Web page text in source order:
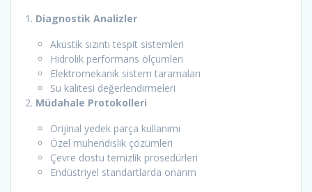
Diagnostik Analizler
Akustik sızıntı tespit sistemleri
Hidrolik performans ölçümleri
Elektromekanik sistem taramaları
Su kalitesi değerlendirmeleri
Müdahale Protokolleri
Orijinal yedek parça kullanımı
Özel mühendislik çözümleri
Çevre dostu temizlik prosedürleri
Endüstriyel standartlarda onarım